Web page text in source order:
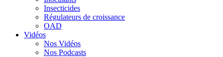
Insecticides
Régulateurs de croissance
OAD
Vidéos
Nos Vidéos
Nos Podcasts